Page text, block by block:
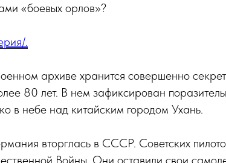
«боевых орлов»?
.
архиве хранится совершенно
80 лет. В нем зафиксирован
в небе над китайским городом Ухань.
вторглась в СССР. Советских
Войны. Они оставили свои